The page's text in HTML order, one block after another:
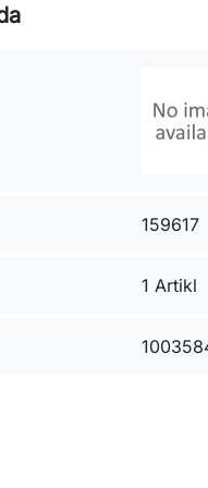
159617
1 Artikl